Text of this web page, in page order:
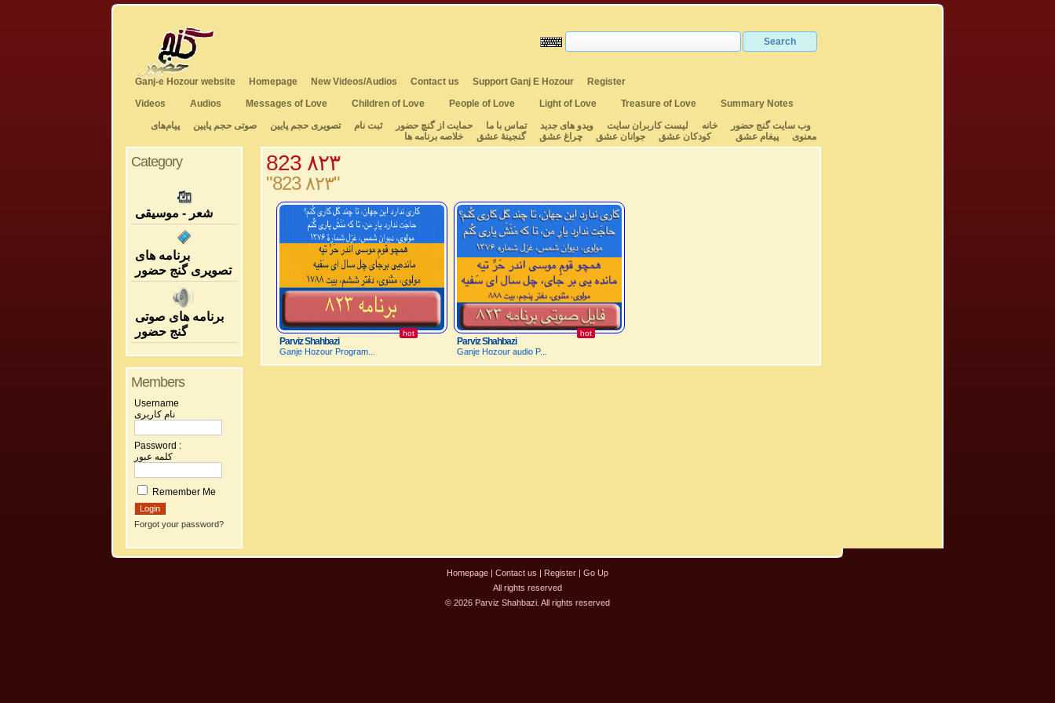
Ganj-e Hozour website Homepage New Videos/Audios Contact us Support Ganj E Hozour
Register
Videos
Audios Messages of Love Children of Love People of Love Light of Love Treasure of Love
Summary Notes
وب سایت گنج حضور
خانه لیست کاربران سایت ویدو های جدید تماس با ما حمایت از گنچ حضور ثبت نام تصویری حجم پایین صوتی حجم پایین
پیام‌های
معنوی
پیغام عشق کودکان عشق جوانان عشق چراغ عشق گنجینهٔ عشق خلاصه برنامه ها
Category
شعر - موسیقی
برنامه های
تصویری گنج حضور
برنامه های صوتی
گنج حضور
Members
Username
نام کاربری
Password :
کلمه عبور
Remember Me
Forgot your password?
823 ۸۲۳
"823 ۸۲۳"
hot
Parviz Shahbazi
Ganje Hozour Program...
hot
Parviz Shahbazi
Ganje Hozour audio P...
Homepage | Contact us | Register | Go Up
All rights reserved
© 2026 Parviz Shahbazi. All rights reserved